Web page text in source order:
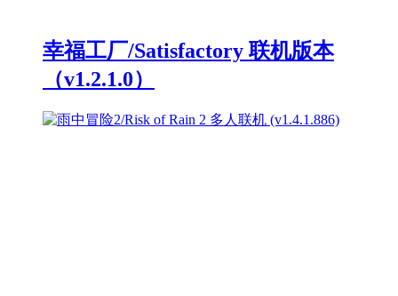
幸福工厂/Satisfactory 联机版本
（v1.2.1.0）